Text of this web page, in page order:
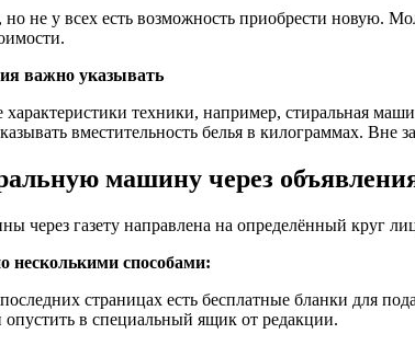
не у всех есть возможность приобрести новую.
важно указывать
характеристики техники, например, стиральная
вместительность белья в килограммах.
машину через
через газету направлена на определённый круг
несколькими способами:
страницах есть бесплатные бланки для
опустить в специальный ящик от редакции.